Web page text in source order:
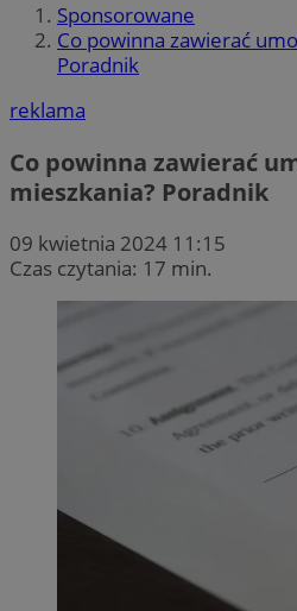
Sponsorowane
Co powinna zawierać
Poradnik
reklama
Co powinna zawierać
mieszkania? Poradnik
09 kwietnia 2024 11:15
Czas czytania: 17 min.